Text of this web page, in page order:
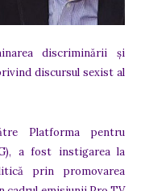
discriminării și
discursul sexist al
Platforma pentru
a fost instigarea la
prin promovarea